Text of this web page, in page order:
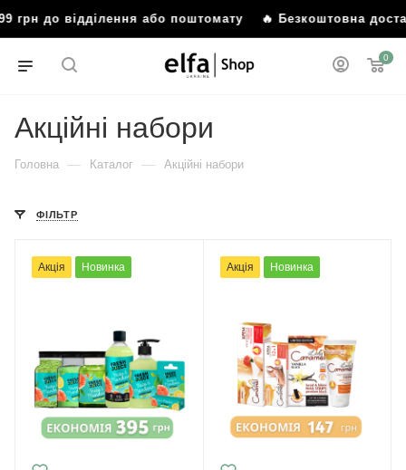
до відділення або поштомату🔥 Безкоштовна
0
Акційні набори
Головна — Каталог — Акційні набори
ФІЛЬТР
Акція Новинка Акція Новинка